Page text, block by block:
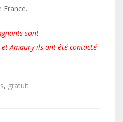
France.
sont
Amaury ils ont été contacté
, gratuit